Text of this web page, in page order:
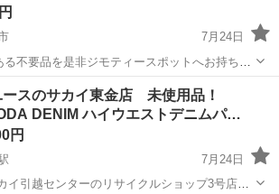
7月24日
要品を是非ジモティースポットへお持ち込
味・スポーツ・レジャー用品、こども用品、
家具、本、CD・DVDなどが無料でまとめて持
こ...
ジーンズ/デニム スキニー
ースのサカイ東金店 未使用品！
DENIM ハイウエストデニムパ…
円
7月24日
イ引越センターのリサイクルショップ3号店が